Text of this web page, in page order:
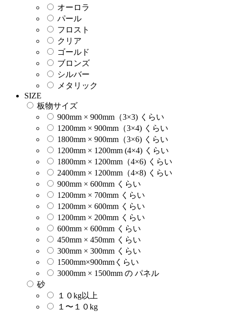
オーロラ
パール
フロスト
クリア
ゴールド
ブロンズ
シルバー
メタリック
SIZE
板物サイズ
900mm × 900mm（3×3) くらい
1200mm × 900mm（3×4) くらい
1800mm × 900mm（3×6) くらい
1200mm × 1200mm (4×4) くらい
1800mm × 1200mm（4×6) くらい
2400mm × 1200mm（4×8) くらい
900mm × 600mm くらい
1200mm × 700mm くらい
1200mm × 600mm くらい
1200mm × 200mm くらい
600mm × 600mm くらい
450mm × 450mm くらい
300mm × 300mm くらい
1500mm×900mmくらい
3000mm × 1500mm の パネル
砂
１０kg以上
１〜１０kg